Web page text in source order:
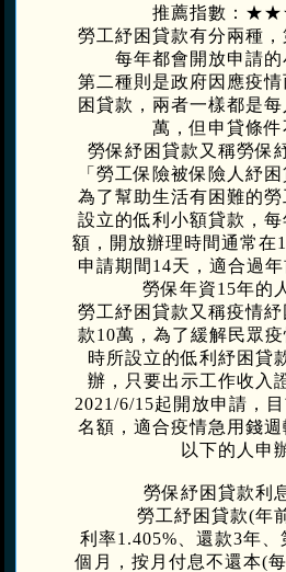
推薦指數：
勞工紓困貸款有分兩種
每年都會開放申請的
第二種則是政府因應疫
困貸款，兩者一樣都是
萬，但申貸條件
勞保紓困貸款又稱勞保
「勞工保險被保險人紓
為了幫助生活有困難的
設立的低利小額貸款，
額，開放辦理時間通常在
申請期間14天，適合過
勞保年資15年的
勞工紓困貸款又稱疫情
款10萬，為了緩解民眾
時所設立的低利紓困貸
辦，只要出示工作收入
2021/6/15起開放申請，
名額，適合疫情急用錢
以下的人申
勞保紓困貸款利
勞工紓困貸款(年
利率1.405%、還款3年
個月，按月付息不還本(